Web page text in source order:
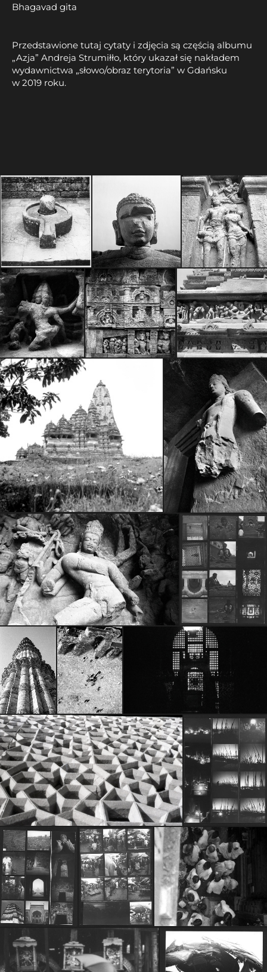
Bhagavad gita
Przedstawione tutaj cytaty i zdjęcia są częścią albumu
„Azja” Andreja Strumiłło, który ukazał się nakładem
wydawnictwa „słowo/obraz terytoria” w Gdańsku
w 2019 roku.